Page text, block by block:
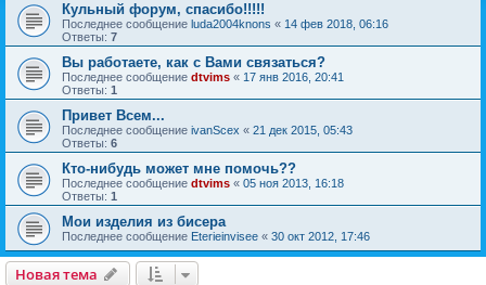
Кульный форум, спасибо!!!!!
Последнее сообщение luda2004knons « 14 фев 2018, 06:16
Ответы: 7
Вы работаете, как с Вами связаться?
Последнее сообщение dtvims « 17 янв 2016, 20:41
Ответы: 1
Привет Всем...
Последнее сообщение ivanScex « 21 дек 2015, 05:43
Ответы: 6
Кто-нибудь может мне помочь??
Последнее сообщение dtvims « 05 ноя 2013, 16:18
Ответы: 1
Мои изделия из бисера
Последнее сообщение Eterieinvisee « 30 окт 2012, 17:46
Новая тема